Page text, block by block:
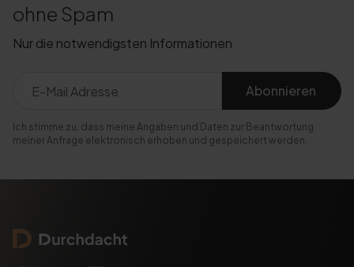
ohne Spam
Nur die notwendigsten Informationen
Abonnieren
Ich stimme zu, dass meine Angaben und Daten zur Beantwortung
meiner Anfrage elektronisch erhoben und gespeichert werden.